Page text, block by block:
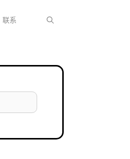
联系